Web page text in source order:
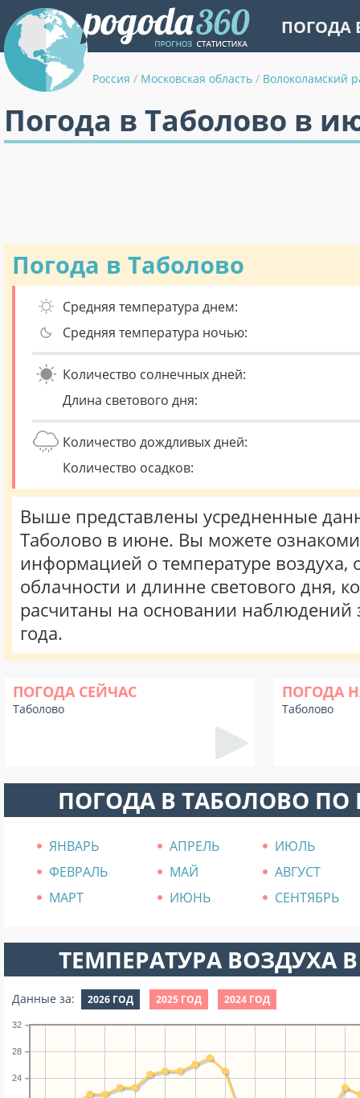
ПОГОДА
Россия / Московская область / Волоколамский
Погода в Таболово в
Погода в Таболово
Средняя температура днем:
Средняя температура ночью:
Количество солнечных дней:
Длина светового дня:
Количество дождливых дней:
Количество осадков:
Выше представлены усредненные
Таболово в июне. Вы можете
информацией о температуре воздуха,
облачности и длинне светового дня,
расчитаны на основании наблюдений
года.
ПОГОДА СЕЙЧАС
Таболово
ПОГОДА
Таболово
ПОГОДА В ТАБОЛОВО
ЯНВАРЬ АПРЕЛЬ
ИЮЛЬ
ФЕВРАЛЬ
МАЙ
АВГУСТ
МАРТ
ИЮНЬ СЕНТЯБРЬ
ТЕМПЕРАТУРА ВОЗДУХА
Данные за: 2026 ГОД 2025 ГОД 2024 ГОД
24
28
32